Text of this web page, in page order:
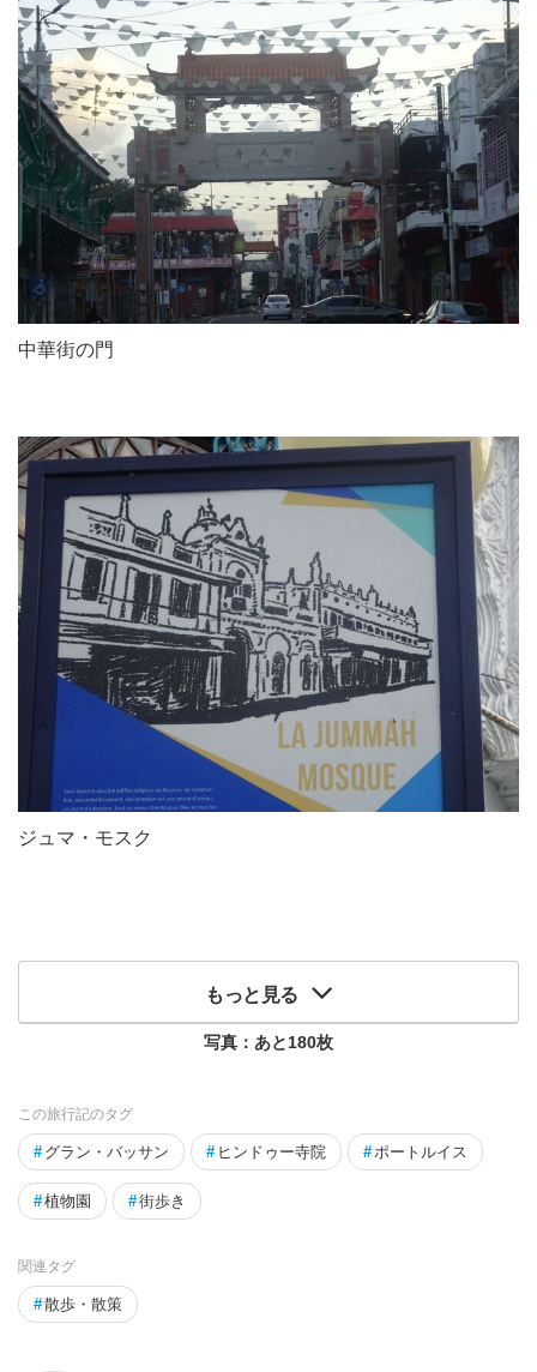
中華街の門
ジュマ・モスク
もっと見る
写真：あと180枚
この旅行記のタグ
# グラン・バッサン # ヒンドゥー寺院 #ポートルイス
#植物園 #街歩き
関連タグ
#散歩・散策